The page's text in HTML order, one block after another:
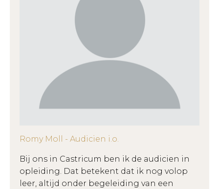
Romy Moll - Audicien i.o.
Bij ons in Castricum ben ik de audicien in
opleiding. Dat betekent dat ik nog volop
leer, altijd onder begeleiding van een